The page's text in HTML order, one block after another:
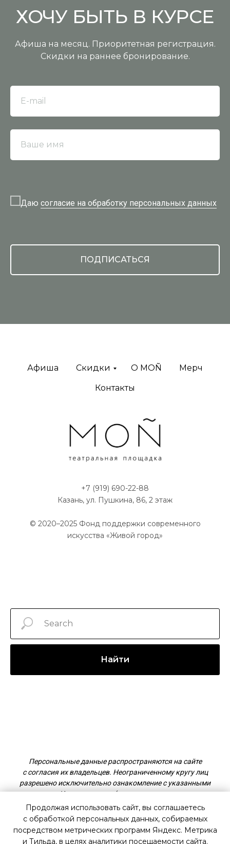
ХОЧУ БЫТЬ В КУРСЕ
Афиша на месяц. Приоритетная регистрация.
Скидки на раннее бронирование.
E-mail
Ваше имя
Даю согласие на обработку персональных данных
ПОДПИСАТЬСЯ
Афиша Скидки O MOÑ Мерч
Контакты
+7 (919) 690-22-88
Казань, ул. Пушкина, 86, 2 этаж
© 2020–2025 Фонд поддержки современного
искусства «Живой город»
Найти
Персональные данные распространяются на сайте
с согласия их владельцев. Неограниченному кругу лиц
разрешено исключительно ознакомление с указанными
данными. Использование (в том числе, копирование,
распространение) запрещены.
ПОЛИТИКА КОНФИДЕНЦИАЛЬНОСТИ И ОБРАБОТКИ
Продолжая использовать сайт, вы соглашаетесь
с обработкой персональных данных, собираемых
посредством метрических программ Яндекс. Метрика
и Тильда, в целях аналитики посещаемости сайта.